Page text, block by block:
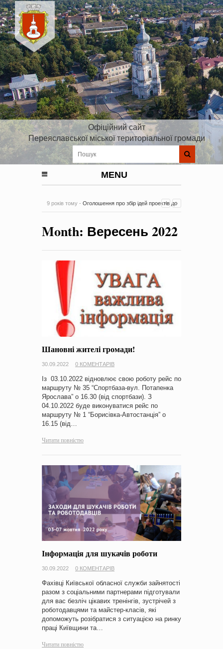
Офіційний сайт
Переяславської міської територіальної громади
MENU
9 років тому - Оголошення про збір ідей проектів до
на період 2018 – 2020 роки Оголошення про збір ідей
проектів-0 Коментарів
Month: Вересень 2022
Шановні жителі громади!
30.09.2022 0 КОМЕНТАРІВ
Із 03.10.2022 відновлює свою роботу рейс по
маршруту № 35 “Спортбаза-вул. Потапенка
Ярослава” о 16.30 (від спортбази). З
04.10.2022 буде виконуватися рейс по
маршруту № 1 “Борисівка-Автостанція” о
16.15 (від…
Читати повністю
Інформація для шукачів роботи
30.09.2022 0 КОМЕНТАРІВ
Фахівці Київської обласної служби зайнятості
разом з соціальними партнерами підготували
для вас безліч цікавих тренінгів, зустрічей з
роботодавцями та майстер-класів, які
допоможуть розібратися з ситуацією на ринку
праці Київщини та…
Читати повністю